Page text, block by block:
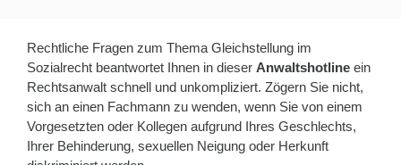
Rechtliche Fragen zum Thema Gleichstellung im
Sozialrecht beantwortet Ihnen in dieser Anwaltshotline ein
Rechtsanwalt schnell und unkompliziert. Zögern Sie nicht,
sich an einen Fachmann zu wenden, wenn Sie von einem
Vorgesetzten oder Kollegen aufgrund Ihres Geschlechts,
Ihrer Behinderung, sexuellen Neigung oder Herkunft